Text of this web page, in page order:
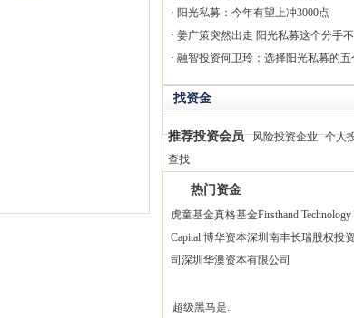
· 阳光私募：今年有望上冲3000点
· 姜广策突然出走 阳光私募这个分手不
· 融智投资何卫玲：选择阳光私募的五
找资金
推荐投资会员 风险投资企业 个人
查找
热门资金
虎童基金真格基金Firsthand
Capital 博华资本深圳南丰长瑞股权投
司 深圳华澳资本有限公司
超级黑马是..